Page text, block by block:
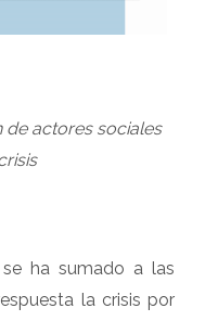
actores sociales
se ha sumado a las
la crisis por